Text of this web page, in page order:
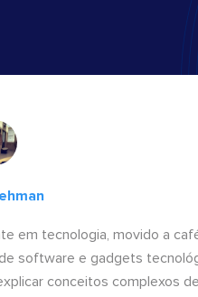
em tecnologia, movido a
software e gadgets
conceitos complexos